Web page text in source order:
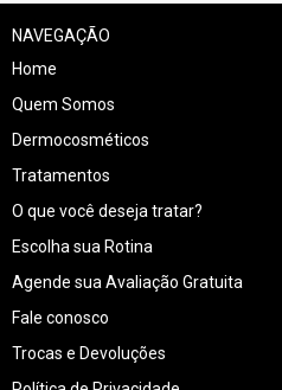
NAVEGAÇÃO
Home
Quem Somos
Dermocosméticos
Tratamentos
O que você deseja tratar?
Escolha sua Rotina
Agende sua Avaliação Gratuita
Fale conosco
Trocas e Devoluções